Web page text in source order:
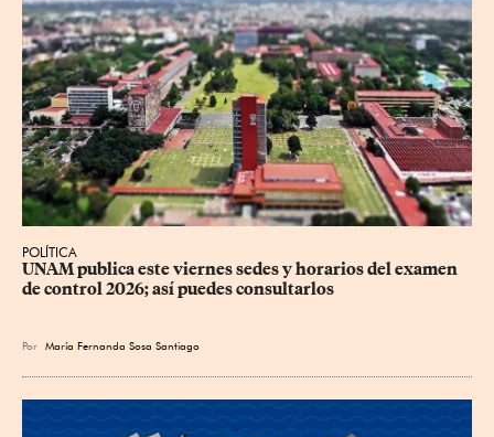
POLÍTICA
UNAM publica este viernes sedes y horarios del examen
de control 2026; así puedes consultarlos
Por María Fernanda Sosa Santiago